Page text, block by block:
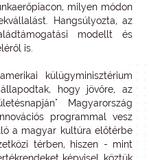
milyen módon
Hangsúlyozta, az
modellt és
is.
külügyminisztérium
hogy jövőre, az
Magyarország
programmal vesz
a magyar kultúra előtérbe
térben, hiszen - mint